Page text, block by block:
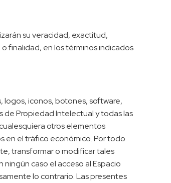
su veracidad, exactitud,
finalidad, en los términos indicados
logos, iconos, botones, software,
de Propiedad Intelectual y todas las
otros elementos
en el tráfico económico. Por todo
transformar o modificar tales
caso el acceso al Espacio
lo contrario. Las presentes